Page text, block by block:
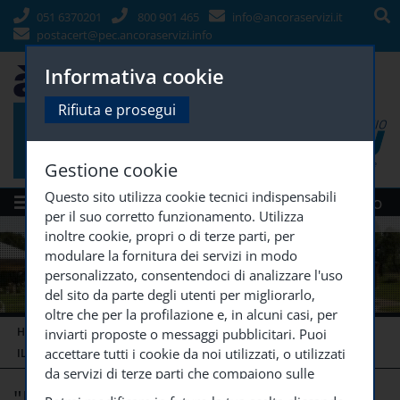
Menù Siti Gruppo
051 6370201 800 901 465
info@ancoraservizi.it
postacert@pec.ancoraservizi.info
HOME
MADRE TERESA DI CALCUTTA
IL GIORNALINO DEL MADRE TERESA
"INCONTRARSI NEI...
Informativa cookie
Rifiuta e prosegui
Gestione cookie
Questo sito utilizza cookie tecnici indispensabili
per il suo corretto funzionamento. Utilizza
inoltre cookie, propri o di terze parti, per
modulare la fornitura dei servizi in modo
personalizzato, consentendoci di analizzare l'uso
del sito da parte degli utenti per migliorarlo,
oltre che per la profilazione e, in alcuni casi, per
inviarti proposte o messaggi pubblicitari. Puoi
accettare tutti i cookie da noi utilizzati, o utilizzati
da servizi di terze parti che compaiono sulle
pagine di questo sito, premendo il pulsante